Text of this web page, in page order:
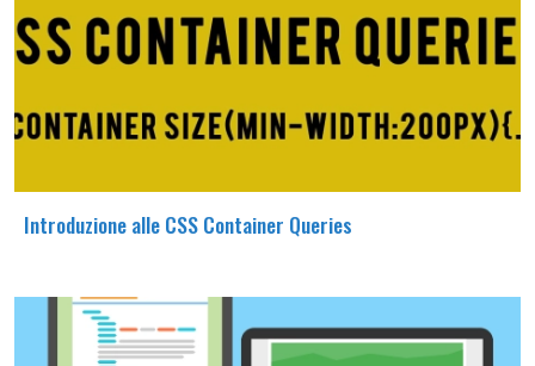
Introduzione alle CSS Container Queries